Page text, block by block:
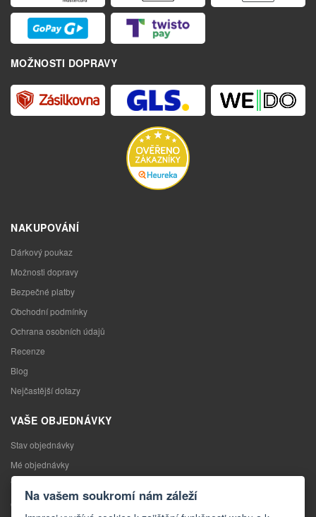
MOŽNOSTI DOPRAVY
NAKUPOVÁNÍ
Dárkový poukaz
Možnosti dopravy
Bezpečné platby
Obchodní podmínky
Ochrana osobních údajů
Recenze
Blog
Nejčastější dotazy
VAŠE OBJEDNÁVKY
Stav objednávky
Mé objednávky
Výměna zboží
Odstoupení od kupní smlouvy
Na vašem soukromí nám záleží